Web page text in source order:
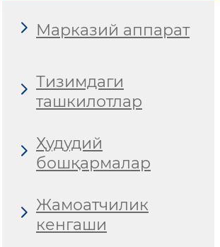
Марказий аппарат
Тизимдаги
ташкилотлар
Ҳудудий
бошқармалар
Жамоатчилик
кенгаши